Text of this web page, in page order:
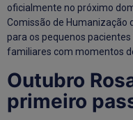
oficialmente no próximo
Comissão de Humanização
para os pequenos
familiares com momentos
Outubro
primeiro